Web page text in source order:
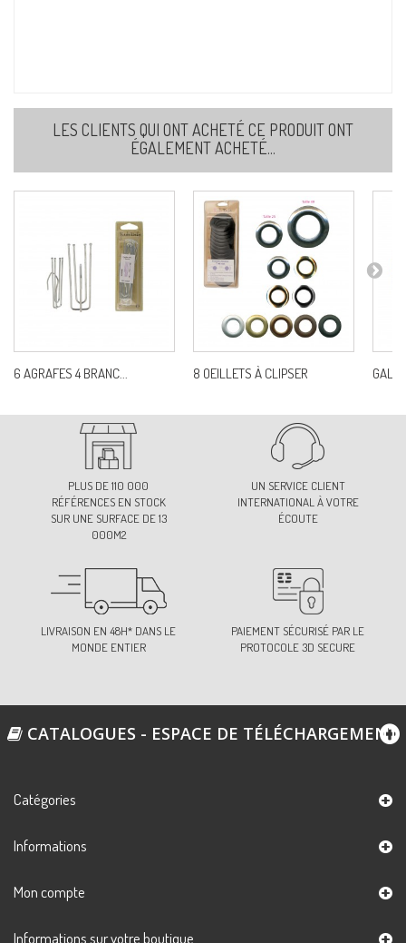
LES CLIENTS QUI ONT ACHETÉ CE PRODUIT ONT
ÉGALEMENT ACHETÉ...
6 AGRAFES 4 BRANC... 8 OEILLETS À CLIPSER
PLUS DE 110 000
RÉFÉRENCES EN STOCK
SUR UNE SURFACE DE 13
000M2
UN SERVICE CLIENT
INTERNATIONAL À VOTRE
ÉCOUTE
LIVRAISON EN 48H* DANS LE
MONDE ENTIER
PAIEMENT SÉCURISÉ PAR LE
PROTOCOLE 3D SECURE
CATALOGUES - ESPACE DE TÉLÉCHARGEMENT
Catégories
Informations
Mon compte
Informations sur votre boutique